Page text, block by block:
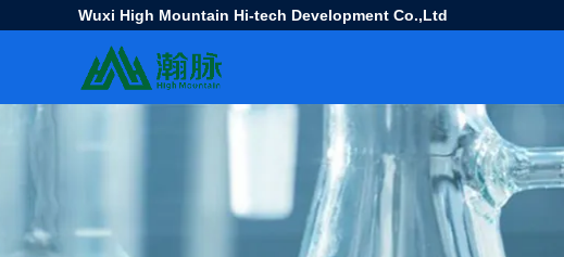
Wuxi High Mountain Hi-tech Development Co.,Ltd